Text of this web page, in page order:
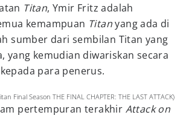
Titan, Ymir Fritz adalah
kemampuan Titanyang ada di
sumber dari sembilan Titan yang
yang kemudian diwariskan secara
para penerus.
Final Season THE FINAL CHAPTER: THE LAST ATTACK)
pertempuran terakhir Attack on